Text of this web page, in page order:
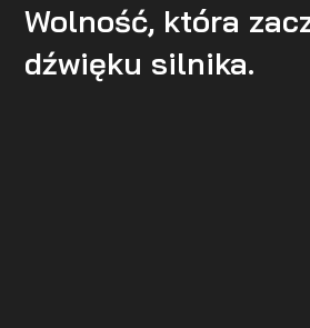
Wolność, która
dźwięku silnika.